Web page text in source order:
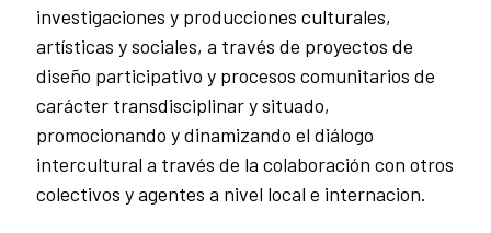
investigaciones y producciones culturales,
artísticas y sociales, a través de proyectos de
diseño participativo y procesos comunitarios de
carácter transdisciplinar y situado,
promocionando y dinamizando el diálogo
intercultural a través de la colaboración con otros
colectivos y agentes a nivel local e internacion.